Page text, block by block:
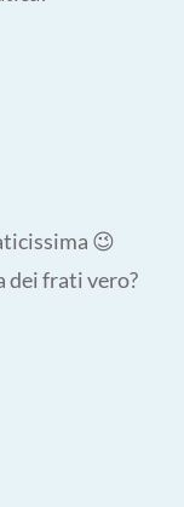
😉
dei frati vero?